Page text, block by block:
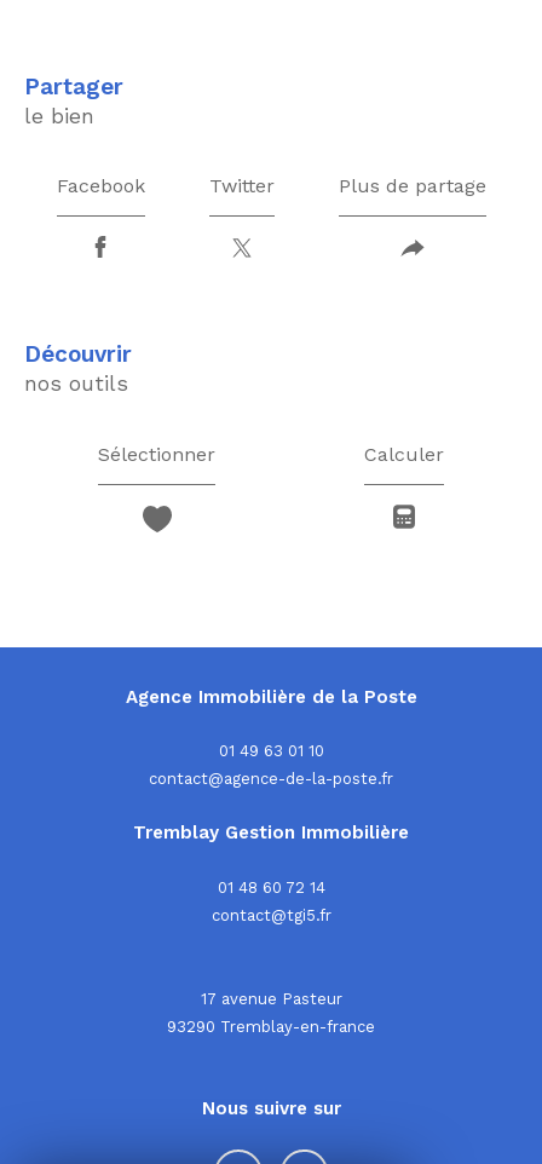
partager
le bien
Facebook Twitter Plus de partage
découvrir
nos outils
Sélectionner Calculer
Agence Immobilière de la Poste
01 49 63 01 10
contact@agence-de-la-poste.fr
Tremblay Gestion Immobilière
01 48 60 72 14
contact@tgi5.fr
17 avenue Pasteur
93290
tremblay-en-france
Nous suivre sur